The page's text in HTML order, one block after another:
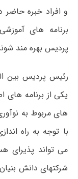
و افراد خبره حاضر
برنامه های
پردیس بهره مند
رئیس پردیس بین
یکی از برنامه های
های مربوط به
با توجه به راه
می تواند پذیرای
شرکتهای دانش